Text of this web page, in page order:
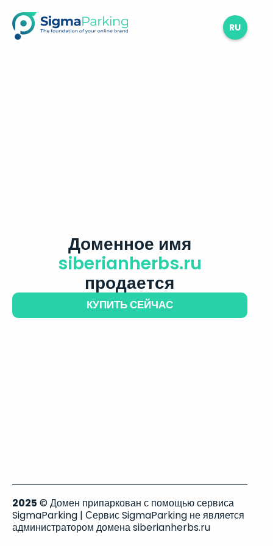
RU
Доменное имя
siberianherbs.ru
продается
КУПИТЬ СЕЙЧАС
2025 © Домен припаркован с помощью сервиса
SigmaParking | Сервис SigmaParking не является
администратором домена siberianherbs.ru